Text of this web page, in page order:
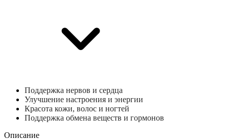
Поддержка нервов и сердца
Улучшение настроения и энергии
Красота кожи, волос и ногтей
Поддержка обмена веществ и гормонов
Описание